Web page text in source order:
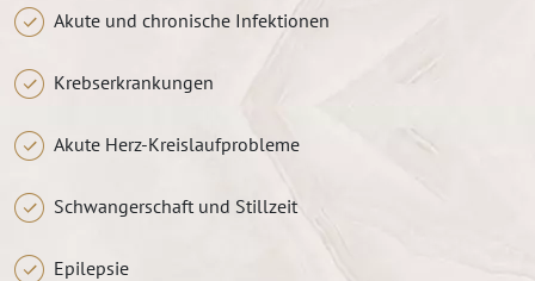
Akute und chronische Infektionen
Krebserkrankungen
Akute Herz-Kreislaufprobleme
Schwangerschaft und Stillzeit
Epilepsie